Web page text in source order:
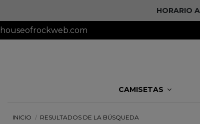
HORARIO
houseofrockweb.com
CAMISETAS
INICIO RESULTADOS DE LA BÚSQUEDA